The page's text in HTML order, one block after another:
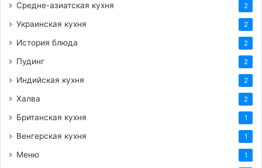
Средне-азиатская кухня 2
Украинская кухня 2
История блюда 2
Пудинг 2
Индийская кухня 2
Халва 2
Британская кухня 1
Венгерская кухня 1
Меню 1